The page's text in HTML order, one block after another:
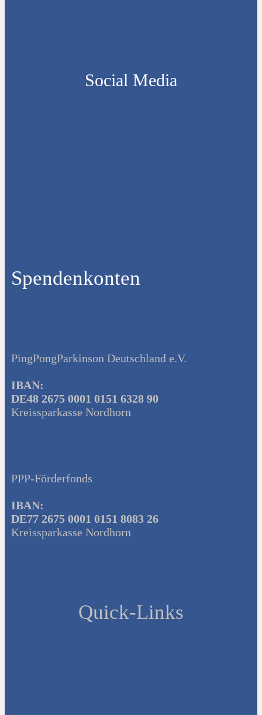
Social Media
Spendenkonten
PingPongParkinson Deutschland e.V.
IBAN:
DE48 2675 0001 0151 6328 90
Kreissparkasse Nordhorn
PPP-Förderfonds
IBAN:
DE77 2675 0001 0151 8083 26
Kreissparkasse Nordhorn
Quick-Links